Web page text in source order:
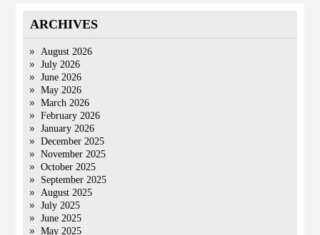
ARCHIVES
August 2026
July 2026
June 2026
May 2026
March 2026
February 2026
January 2026
December 2025
November 2025
October 2025
September 2025
August 2025
July 2025
June 2025
May 2025